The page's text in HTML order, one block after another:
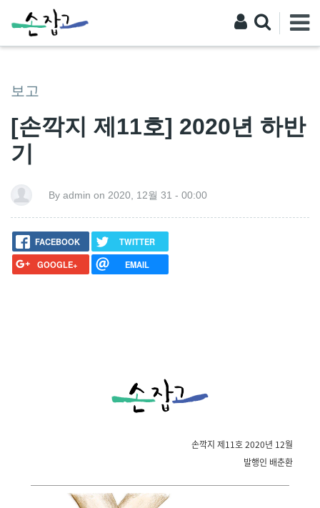
보고
[손깍지 제11호] 2020년 하반
기
By admin on 2020, 12월 31 - 00:00
FACEBOOK
TWITTER
GOOGLE+
EMAIL
손깍지 제11호 2020년 12월
발행인 배춘환